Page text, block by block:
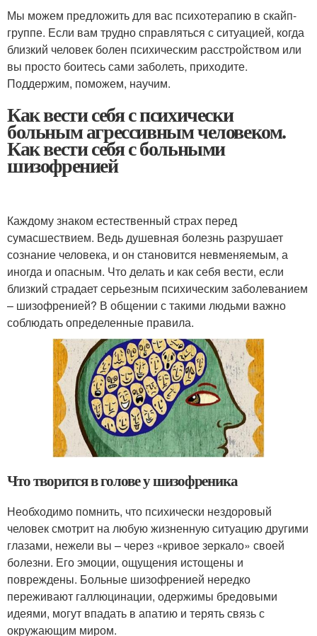
Мы можем предложить для вас психотерапию в скайп-
группе. Если вам трудно справляться с ситуацией, когда
близкий человек болен психическим расстройством или
вы просто боитесь сами заболеть, приходите.
Поддержим, поможем, научим.
Как вести себя с психически
больным агрессивным человеком.
Как вести себя с больными
шизофренией
Каждому знаком естественный страх перед
сумасшествием. Ведь душевная болезнь разрушает
сознание человека, и он становится невменяемым, а
иногда и опасным. Что делать и как себя вести, если
близкий страдает серьезным психическим заболеванием
– шизофренией? В общении с такими людьми важно
соблюдать определенные правила.
Что творится в голове у шизофреника
Необходимо помнить, что психически нездоровый
человек смотрит на любую жизненную ситуацию другими
глазами, нежели вы – через «кривое зеркало» своей
болезни. Его эмоции, ощущения истощены и
повреждены. Больные шизофренией нередко
переживают галлюцинации, одержимы бредовыми
идеями, могут впадать в апатию и терять связь с
окружающим миром.